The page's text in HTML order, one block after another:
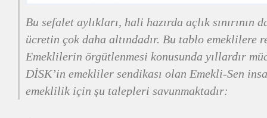
Bu sefalet aylıkları, hali hazırda açlık sınırının
ücretin çok daha altındadır. Bu tablo emeklilere
Emeklilerin örgütlenmesi konusunda yıllardır
DİSK’in emekliler sendikası olan Emekli-Sen
emeklilik için şu talepleri savunmaktadır: